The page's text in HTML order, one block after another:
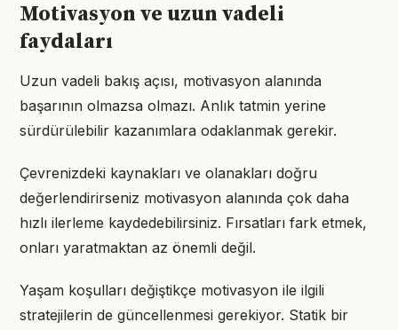
Motivasyon ve uzun vadeli
faydaları
Uzun vadeli bakış açısı, motivasyon alanında
başarının olmazsa olmazı. Anlık tatmin yerine
sürdürülebilir kazanımlara odaklanmak gerekir.
Çevrenizdeki kaynakları ve olanakları doğru
değerlendirirseniz motivasyon alanında çok daha
hızlı ilerleme kaydedebilirsiniz. Fırsatları fark etmek,
onları yaratmaktan az önemli değil.
Yaşam koşulları değiştikçe motivasyon ile ilgili
stratejilerin de güncellenmesi gerekiyor. Statik bir